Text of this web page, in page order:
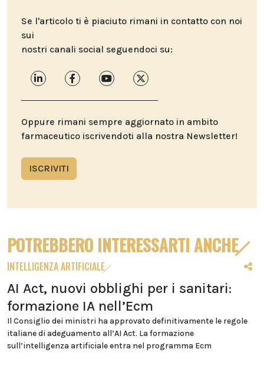
Se l'articolo ti è piaciuto rimani in contatto con noi
sui
nostri canali social seguendoci su:
Oppure rimani sempre aggiornato in ambito
farmaceutico iscrivendoti alla nostra Newsletter!
ISCRIVITI
POTREBBERO INTERESSARTI ANCHE
INTELLIGENZA ARTIFICIALE
AI Act, nuovi obblighi per i sanitari:
formazione IA nell’Ecm
Il Consiglio dei ministri ha approvato definitivamente le regole
italiane di adeguamento all’AI Act. La formazione
sull’intelligenza artificiale entra nel programma Ecm